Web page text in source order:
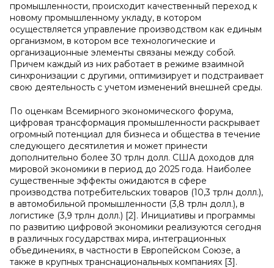
промышленности, происходит качественный переход к
новому промышленному укладу, в котором
осуществляется управление производством как единым
организмом, в котором все технологические и
организационные элементы связаны между собой.
Причем каждый из них работает в режиме взаимной
синхронизации с другими, оптимизирует и подстраивает
свою деятельность с учетом изменений внешней среды.
По оценкам Всемирного экономического форума,
цифровая трансформация промышленности раскрывает
огромный потенциал для бизнеса и общества в течение
следующего десятилетия и может принести
дополнительно более 30 трлн долл. США доходов для
мировой экономики в период до 2025 года. Наиболее
существенные эффекты ожидаются в сфере
производства потребительских товаров (10,3 трлн долл.),
в автомобильной промышленности (3,8 трлн долл.), в
логистике (3,9 трлн долл.) [2]. Инициативы и программы
по развитию цифровой экономики реализуются сегодня
в различных государствах мира, интеграционных
объединениях, в частности в Европейском Союзе, а
также в крупных транснациональных компаниях [3].